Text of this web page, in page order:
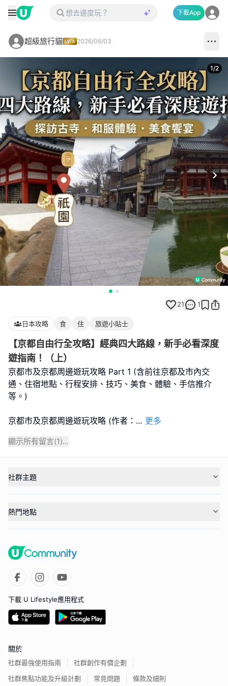
下載App
超級旅行貓 2026/06/03
1/2
21 1
日本攻略 食 住 旅遊小貼士
【京都自由行全攻略】經典四大路線，新手必看深度
遊指南！（上）
京都市及京都周邊遊玩攻略 Part 1 (含前往京都及市內交
通、住宿地點、行程安排、技巧、美食、體驗、手信推介
等。)
京都市及京都周邊遊玩攻略 (作者： ... 更多
顯示所有留言(1)...
社群主題
熱門地點
下載 U Lifestyle應用程式
關於
社群最強使用指南
社群創作有價企劃
社群焦點功能及升級計劃
常見問題 條款及細則